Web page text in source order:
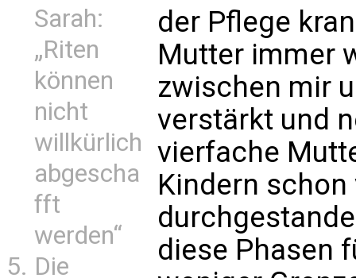
Sarah:
„Riten
können
nicht
willkürlich
abgescha
fft
werden“
Die
der Pflege
Mutter immer
zwischen mir
verstärkt und
vierfache
Kindern
diese Phasen